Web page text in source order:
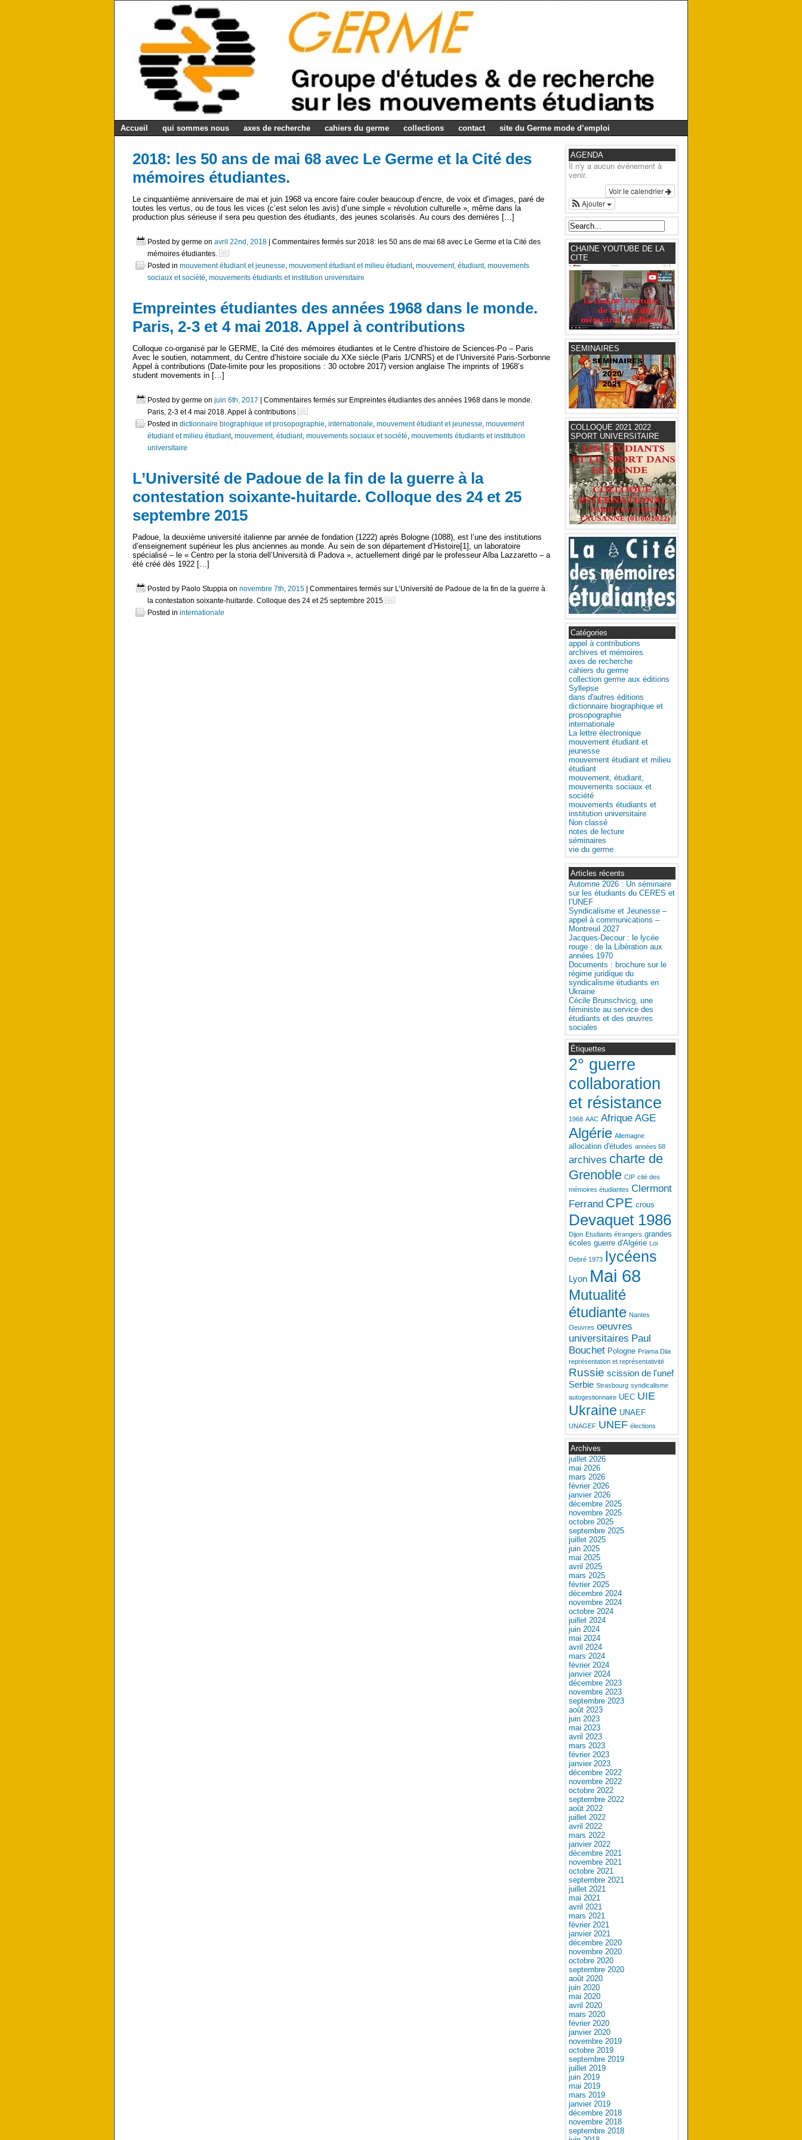
Accueil qui sommes nous axes de recherche cahiers du germe collections contact site du Germe mode d’emploi
2018: les 50 ans de mai 68 avec Le Germe et la Cité des
mémoires étudiantes.
Le cinquantième anniversaire de mai et juin 1968 va encore faire couler beaucoup d’encre, de voix et d’images, paré de
toutes les vertus, ou de tous les vices (c’est selon les avis) d’une simple « révolution culturelle », même dans la
production plus sérieuse il sera peu question des étudiants, des jeunes scolarisés. Au cours des dernières […]
Posted by germe on avril 22nd, 2018 Commentaires fermés sur 2018: les 50 ans de mai 68 avec Le Germe et la Cité des
mémoires étudiantes.
Posted in mouvement étudiant et jeunesse mouvement étudiant et milieu étudiant, mouvement, étudiant, mouvements
sociaux et société mouvements étudiants et institution universitaire
Empreintes étudiantes des années 1968 dans le monde.
Paris, 2-3 et 4 mai 2018. Appel à contributions
Colloque co-organisé par le GERME, la Cité des mémoires étudiantes et le Centre d’histoire de Sciences-Po – Paris
Avec le soutien, notamment, du Centre d’histoire sociale du XXe siècle (Paris 1/CNRS) et de l’Université Paris-Sorbonne
Appel à contributions (Date-limite pour les propositions : 30 octobre 2017) version anglaise The imprints of 1968’s
student movements in […]
Posted by germe on juin 6th, 2017 Commentaires fermés sur Empreintes étudiantes des années 1968 dans le monde.
Paris, 2-3 et 4 mai 2018. Appel à contributions
Posted in dictionnaire biographique et prosopographie internationale mouvement étudiant et jeunesse mouvement
étudiant et milieu étudiant, mouvement, étudiant, mouvements sociaux et société mouvements étudiants et institution
universitaire
L’Université de Padoue de la fin de la guerre à la
contestation soixante-huitarde. Colloque des 24 et 25
septembre 2015
Padoue, la deuxième université italienne par année de fondation (1222) après Bologne (1088), est l’une des institutions
d’enseignement supérieur les plus anciennes au monde. Au sein de son département d’Histoire[1], un laboratoire
spécialisé – le « Centro per la storia dell’Università di Padova », actuellement dirigé par le professeur Alba Lazzaretto – a
été créé dès 1922 […]
Posted by Paolo Stuppia on novembre 7th, 2015 Commentaires fermés sur L’Université de Padoue de la fin de la guerre à
la contestation soixante-huitarde. Colloque des 24 et 25 septembre 2015
Posted in internationale
AGENDA
Il n'y a aucun événement à
venir.
Voir le calendrier
Ajouter
CHAINE YOUTUBE DE LA
CITE
SEMINAIRES
COLLOQUE 2021 2022
SPORT UNIVERSITAIRE
Catégories
appel à contributions
archives et mémoires
axes de recherche
cahiers du germe
collection germe aux éditions
Syllepse
dans d'autres éditions
dictionnaire biographique et
prosopographie
internationale
La lettre électronique
mouvement étudiant et
jeunesse
mouvement étudiant et milieu
étudiant
mouvement, étudiant,
mouvements sociaux et
société
mouvements étudiants et
institution universitaire
Non classé
notes de lecture
séminaires
vie du germe
Articles récents
Automne 2026 : Un séminaire
sur les étudiants du CERES et
l’UNEF
Syndicalisme et Jeunesse –
appel à communications –
Montreuil 2027
Jacques-Decour : le lycée
rouge : de la Libération aux
années 1970
Documents : brochure sur le
régime juridique du
syndicalisme étudiants en
Ukraine
Cécile Brunschvicg, une
féministe au service des
étudiants et des œuvres
sociales
Étiquettes
2° guerre
collaboration
et résistance
1968 AAC Afrique AGE
Algérie Allemagne
allocation d'études années 68
archives charte de
Grenoble CIP cité des
mémoires étudiantes Clermont
Ferrand CPE crous
Devaquet 1986
Dijon Etudiants étrangers grandes
écoles guerre d'Algérie Loi
Debré 1973 lycéens
Lyon Mai 68
Mutualité
étudiante Nantes
Oeuvres oeuvres
universitaires Paul
Bouchet Pologne Priama Diia
représentation et représentativité
Russie scission de l'unef
Serbie Strasbourg syndicalisme
autogestionnaire UEC UIE
Ukraine UNAEF
UNAGEF UNEF élections
Archives
juillet 2026
mai 2026
mars 2026
février 2026
janvier 2026
décembre 2025
novembre 2025
octobre 2025
septembre 2025
juillet 2025
juin 2025
mai 2025
avril 2025
mars 2025
février 2025
décembre 2024
novembre 2024
octobre 2024
juillet 2024
juin 2024
mai 2024
avril 2024
mars 2024
février 2024
janvier 2024
décembre 2023
novembre 2023
septembre 2023
août 2023
juin 2023
mai 2023
avril 2023
mars 2023
février 2023
janvier 2023
décembre 2022
novembre 2022
octobre 2022
septembre 2022
août 2022
juillet 2022
avril 2022
mars 2022
janvier 2022
décembre 2021
novembre 2021
octobre 2021
septembre 2021
juillet 2021
mai 2021
avril 2021
mars 2021
février 2021
janvier 2021
décembre 2020
novembre 2020
octobre 2020
septembre 2020
août 2020
juin 2020
mai 2020
avril 2020
mars 2020
février 2020
janvier 2020
novembre 2019
octobre 2019
septembre 2019
juillet 2019
juin 2019
mai 2019
mars 2019
janvier 2019
décembre 2018
novembre 2018
septembre 2018